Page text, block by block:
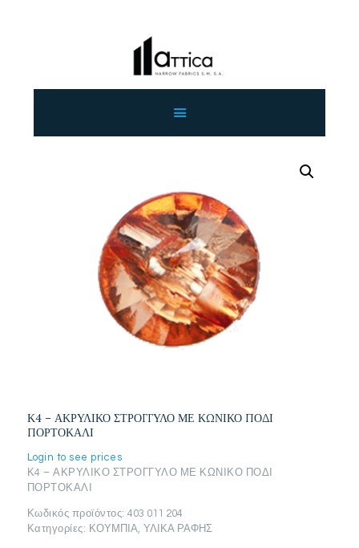
ΧΟΝΔΡΙΚΗ
ΕΛΛΗΝΙΚΆ
Κ4 – ΑΚΡΥΛΙΚΟ ΣΤΡΟΓΓΥΛΟ ΜΕ ΚΩΝΙΚΟ ΠΟΔΙ
ΠΟΡΤΟΚΑΛΙ
Login to see prices
Κ4 – ΑΚΡΥΛΙΚΟ ΣΤΡΟΓΓΥΛΟ ΜΕ ΚΩΝΙΚΟ ΠΟΔΙ
ΠΟΡΤΟΚΑΛΙ
Κωδικός προϊόντος:403 011 204
Κατηγορίες: ΚΟΥΜΠΙΑ ΥΛΙΚΑ ΡΑΦΗΣ